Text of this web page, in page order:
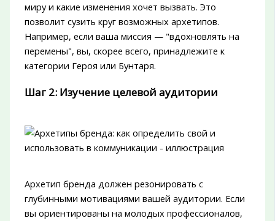
миру и какие изменения хочет вызвать. Это
позволит сузить круг возможных архетипов.
Например, если ваша миссия — "вдохновлять на
перемены", вы, скорее всего, принадлежите к
категории Героя или Бунтаря.
Шаг 2: Изучение целевой аудитории
Архетип бренда должен резонировать с
глубинными мотивациями вашей аудитории. Если
вы ориентированы на молодых профессионалов,